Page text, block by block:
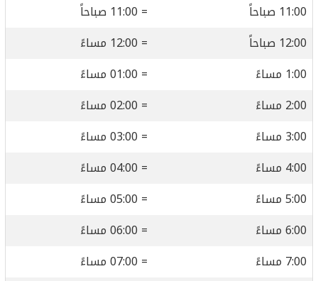
11:00 صباحاً
= 11:00 صباحاً
12:00 صباحاً
= 12:00 مساءً
1:00 مساءً
= 01:00 مساءً
2:00 مساءً
= 02:00 مساءً
3:00 مساءً
= 03:00 مساءً
4:00 مساءً
= 04:00 مساءً
5:00 مساءً
= 05:00 مساءً
6:00 مساءً
= 06:00 مساءً
7:00 مساءً
= 07:00 مساءً